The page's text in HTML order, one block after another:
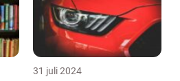
31 juli 2024